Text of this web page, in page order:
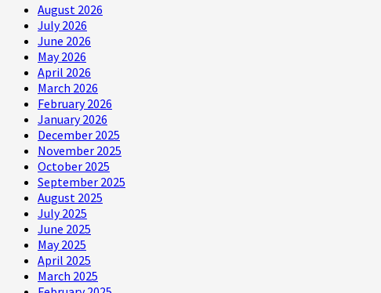
August 2026
July 2026
June 2026
May 2026
April 2026
March 2026
February 2026
January 2026
December 2025
November 2025
October 2025
September 2025
August 2025
July 2025
June 2025
May 2025
April 2025
March 2025